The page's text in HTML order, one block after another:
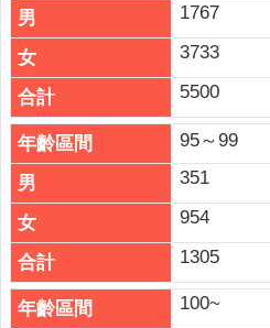
1767
3733
5500
95～99
351
954
1305
100~